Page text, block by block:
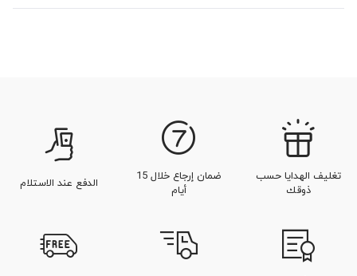
تغليف الهدايا حسب
ذوقك
ضمان إرجاع خلال 15
أيام
الدفع عند الاستلام